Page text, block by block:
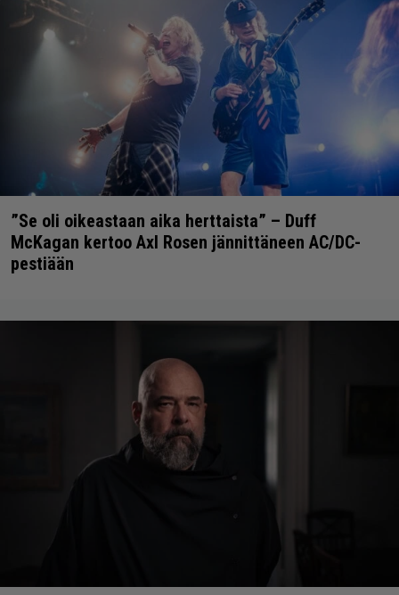
”Se oli oikeastaan aika herttaista” – Duff
McKagan kertoo Axl Rosen jännittäneen AC/DC-
pestiään